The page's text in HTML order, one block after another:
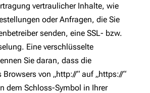
vertraulicher Inhalte, wie
oder Anfragen, die Sie
senden, eine SSL- bzw.
Eine verschlüsselte
Sie daran, dass die
Browsers von „http://“ auf „https://“
dem Schloss-Symbol in Ihrer